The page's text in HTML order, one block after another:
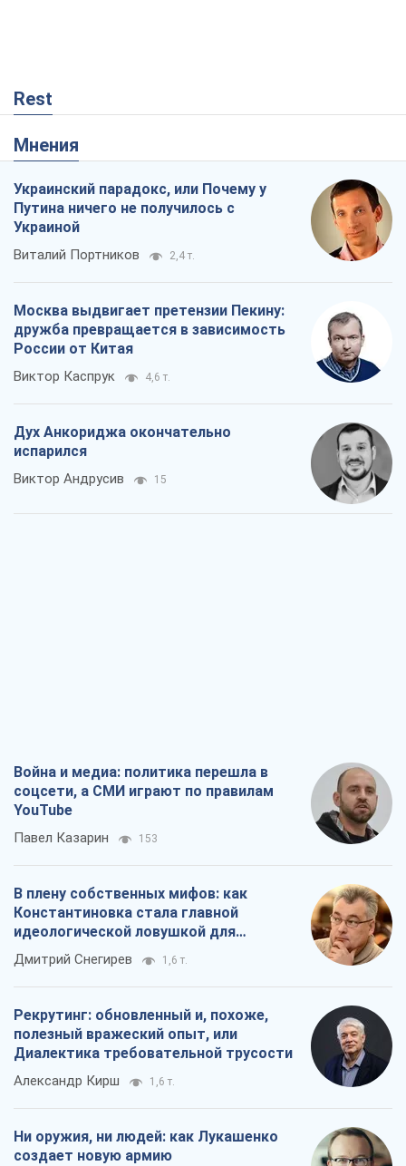
Rest
Мнения
Украинский парадокс, или Почему у
Путина ничего не получилось с
Украиной
Виталий Портников 2,4 т.
Москва выдвигает претензии Пекину:
дружба превращается в зависимость
России от Китая
Виктор Каспрук 4,6 т.
Дух Анкориджа окончательно
испарился
Виктор Андрусив 15
Война и медиа: политика перешла в
соцсети, а СМИ играют по правилам
YouTube
Павел Казарин 153
В плену собственных мифов: как
Константиновка стала главной
идеологической ловушкой для
российских оккупантов
Дмитрий Снегирев 1,6 т.
Рекрутинг: обновленный и, похоже,
полезный вражеский опыт, или
Диалектика требовательной трусости
Александр Кирш 1,6 т.
Ни оружия, ни людей: как Лукашенко
создает новую армию